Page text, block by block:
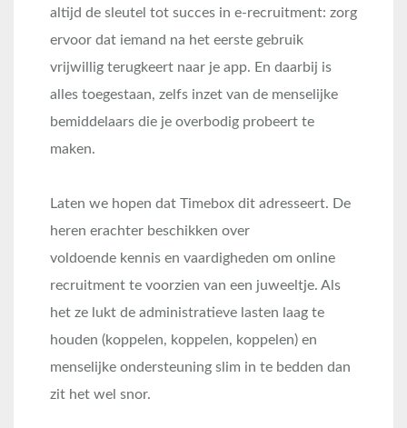
altijd de sleutel tot succes in e-recruitment: zorg
ervoor dat iemand na het eerste gebruik
vrijwillig terugkeert naar je app. En daarbij is
alles toegestaan, zelfs inzet van de menselijke
bemiddelaars die je overbodig probeert te
maken.
Laten we hopen dat Timebox dit adresseert. De
heren erachter beschikken over
voldoende kennis en vaardigheden om online
recruitment te voorzien van een juweeltje. Als
het ze lukt de administratieve lasten laag te
houden (koppelen, koppelen, koppelen) en
menselijke ondersteuning slim in te bedden dan
zit het wel snor.